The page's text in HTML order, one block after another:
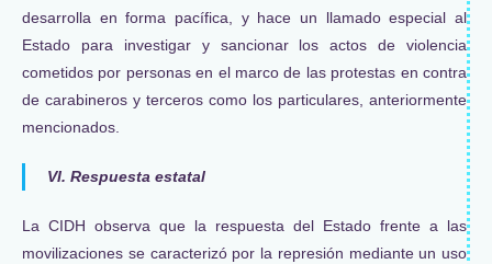
desarrolla en forma pacífica, y hace un llamado especial al
Estado para investigar y sancionar los actos de violencia
cometidos por personas en el marco de las protestas en contra
de carabineros y terceros como los particulares, anteriormente
mencionados.
VI. Respuesta estatal
La CIDH observa que la respuesta del Estado frente a las
movilizaciones se caracterizó por la represión mediante un uso